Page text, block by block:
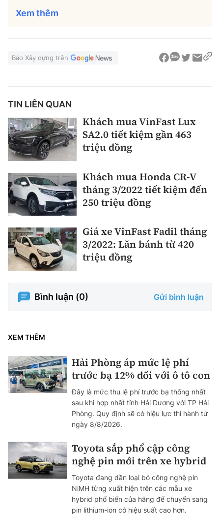
Xem thêm
Báo Xây dựng trên
TIN LIÊN QUAN
Khách mua VinFast Lux
SA2.0 tiết kiệm gần 463
triệu đồng
Khách mua Honda CR-V
tháng 3/2022 tiết kiệm đến
250 triệu đồng
Giá xe VinFast Fadil tháng
3/2022: Lăn bánh từ 420
triệu đồng
Bình luận (0) Gửi bình luận
XEM THÊM
Hải Phòng áp mức lệ phí
trước bạ 12% đối với ô tô con
Đây là mức thu lệ phí trước bạ thống nhất
sau khi hợp nhất tỉnh Hải Dương với TP Hải
Phòng. Quy định sẽ có hiệu lực thi hành từ
ngày 8/8/2026.
Toyota sắp phổ cập công
nghệ pin mới trên xe hybrid
Toyota đang dần loại bỏ công nghệ pin
NiMH từng xuất hiện trên các mẫu xe
hybrid phổ biến của hãng để chuyển sang
pin lithium-ion có hiệu suất cao hơn.